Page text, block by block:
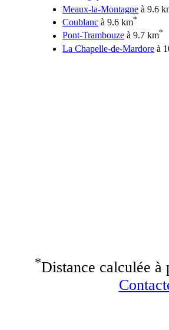
Meaux-la-Montagne à 9.6
Coublanc à 9.6 km*
Pont-Trambouze à 9.7 km*
La Chapelle-de-Mardore à
*Distance calculée